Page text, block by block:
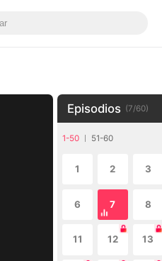
Episodios (7/60)
1-50 51-60
1 2 3
6 7 8
11 12 13